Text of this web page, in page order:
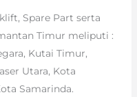
Spare Part serta
Timur meliputi :
Kutai Timur,
Utara, Kota
Samarinda.